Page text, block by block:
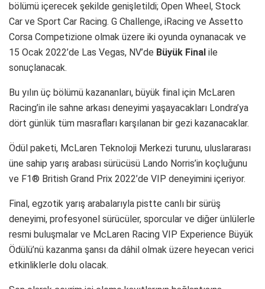
bölümü içerecek şekilde genişletildi; Open Wheel, Stock
Car ve Sport Car Racing. G Challenge, iRacing ve Assetto
Corsa Competizione olmak üzere iki oyunda oynanacak ve
15 Ocak 2022’de Las Vegas, NV’de Büyük Final ile
sonuçlanacak.
Bu yılın üç bölümü kazananları, büyük final için McLaren
Racing’in ile sahne arkası deneyimi yaşayacakları Londra’ya
dört günlük tüm masrafları karşılanan bir gezi kazanacaklar.
Ödül paketi, McLaren Teknoloji Merkezi turunu, uluslararası
üne sahip yarış arabası sürücüsü Lando Norris’in koçluğunu
ve F1® British Grand Prix 2022’de VIP deneyimini içeriyor.
Final, egzotik yarış arabalarıyla pistte canlı bir sürüş
deneyimi, profesyonel sürücüler, sporcular ve diğer ünlülerle
resmi buluşmalar ve McLaren Racing VIP Experience Büyük
Ödülü’nü kazanma şansı da dâhil olmak üzere heyecan verici
etkinliklerle dolu olacak.